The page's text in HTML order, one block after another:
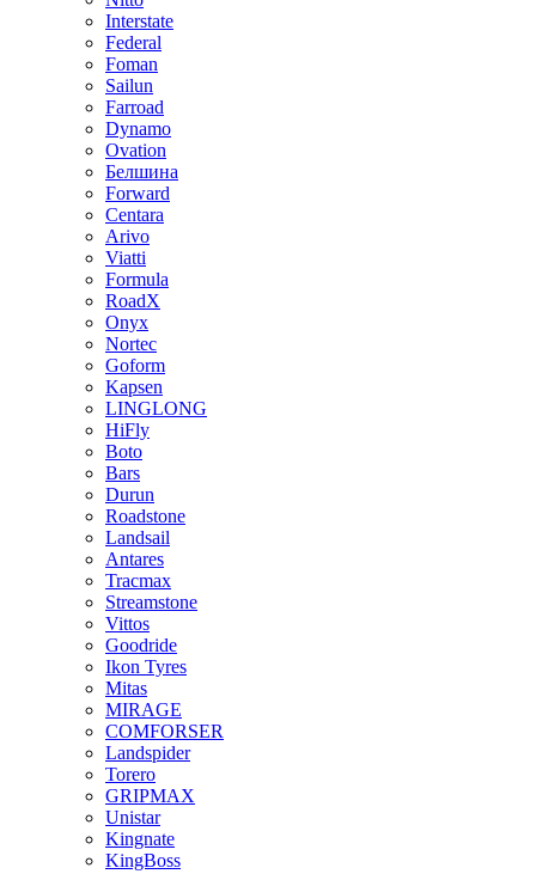
Interstate
Federal
Foman
Sailun
Farroad
Dynamo
Ovation
Белшина
Forward
Centara
Arivo
Viatti
Formula
RoadX
Onyx
Nortec
Goform
Kapsen
LINGLONG
HiFly
Boto
Bars
Durun
Roadstone
Landsail
Antares
Tracmax
Streamstone
Vittos
Goodride
Ikon Tyres
Mitas
MIRAGE
COMFORSER
Landspider
Torero
GRIPMAX
Unistar
Kingnate
KingBoss